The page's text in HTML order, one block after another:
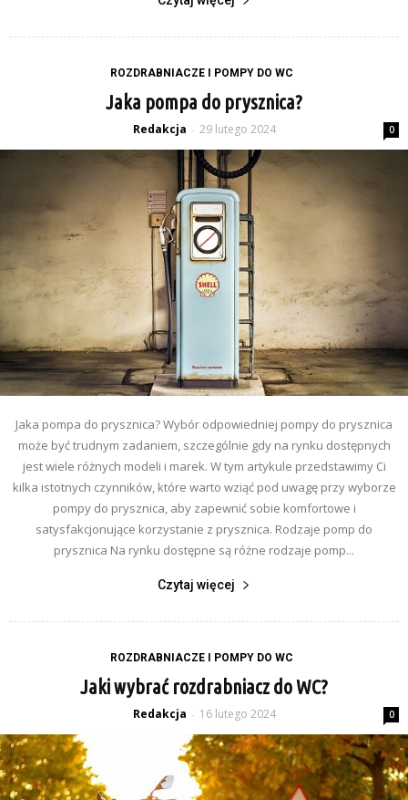
ROZDRABNIACZE I POMPY DO WC
Jaka pompa do prysznica?
Redakcja - 29 lutego 2024 0
Jaka pompa do prysznica? Wybór odpowiedniej pompy do prysznica
może być trudnym zadaniem, szczególnie gdy na rynku dostępnych
jest wiele różnych modeli i marek. W tym artykule przedstawimy Ci
kilka istotnych czynników, które warto wziąć pod uwagę przy wyborze
pompy do prysznica, aby zapewnić sobie komfortowe i
satysfakcjonujące korzystanie z prysznica. Rodzaje pomp do
prysznica Na rynku dostępne są różne rodzaje pomp...
Czytaj więcej
ROZDRABNIACZE I POMPY DO WC
Jaki wybrać rozdrabniacz do WC?
Redakcja - 16 lutego 2024 0